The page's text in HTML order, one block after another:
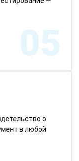
05
о
в любой